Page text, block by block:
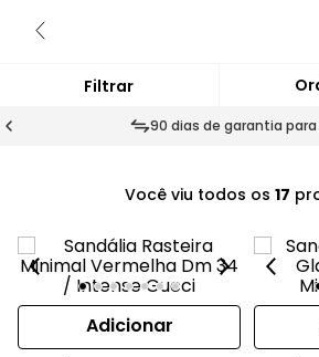
90 dias de garantia
Você viu todos os 17
Adicionar